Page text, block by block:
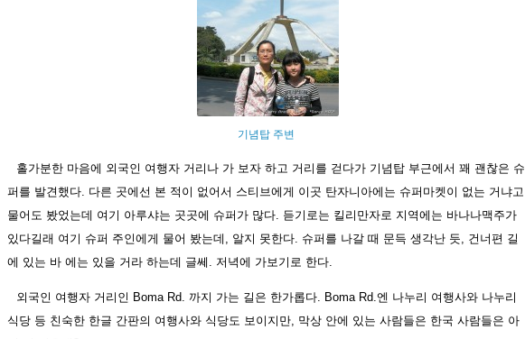
기념탑 주변
홀가분한 마음에 외국인 여행자 거리나 가 보자 하고 거리를 걷다가 기념탑 부근에서 꽤 괜찮은 슈
퍼를 발견했다. 다른 곳에선 본 적이 없어서 스티브에게 이곳 탄자니아에는 슈퍼마켓이 없는 거냐고
물어도 봤었는데 여기 아루샤는 곳곳에 슈퍼가 많다. 듣기로는 킬리만자로 지역에는 바나나맥주가
있다길래 여기 슈퍼 주인에게 물어 봤는데, 알지 못한다. 슈퍼를 나갈 때 문득 생각난 듯, 건너편 길
에 있는 바 에는 있을 거라 하는데 글쎄. 저녁에 가보기로 한다.
외국인 여행자 거리인 Boma Rd. 까지 가는 길은 한가롭다. Boma Rd.엔 나누리 여행사와 나누리
식당 등 친숙한 한글 간판의 여행사와 식당도 보이지만, 막상 안에 있는 사람들은 한국 사람들은 아